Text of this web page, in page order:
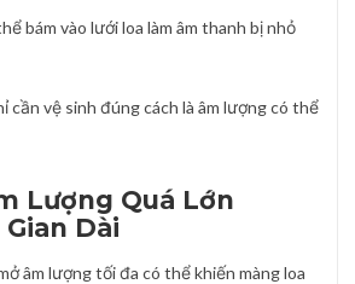
bám vào lưới loa làm âm thanh bị nhỏ
cần vệ sinh đúng cách là âm lượng có thể
Lượng Quá Lớn
Dài
âm lượng tối đa có thể khiến màng loa